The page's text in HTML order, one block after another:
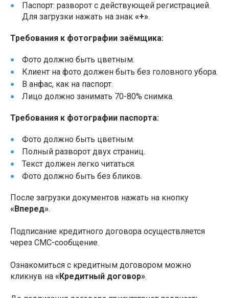
Паспорт: разворот с действующей регистрацией.
Для загрузки нажать на знак «+».
Требования к фотографии заёмщика:
Фото должно быть цветным.
Клиент на фото должен быть без головного убора.
В анфас, как на паспорт.
Лицо должно занимать 70-80% снимка.
Требования к фотографии паспорта:
Фото должно быть цветным.
Полный разворот двух страниц.
Текст должен легко читаться.
Фото должно быть без бликов.
После загрузки документов нажать на кнопку
«Вперед».
Подписание кредитного договора осуществляется
через СМС-сообщение.
Ознакомиться с кредитным договором можно
кликнув на «Кредитный договор».